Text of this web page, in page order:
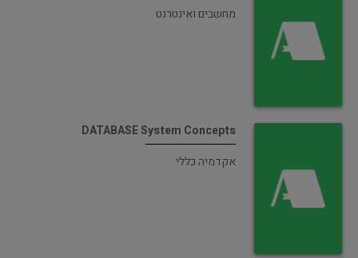
מחשבים ואינטרנט
DATABASE System Concepts
אקדמיה כללי